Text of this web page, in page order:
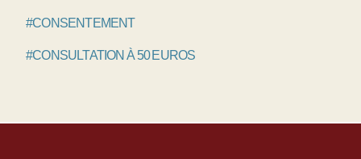
#CONSENTEMENT
#CONSULTATION À 50 EUROS